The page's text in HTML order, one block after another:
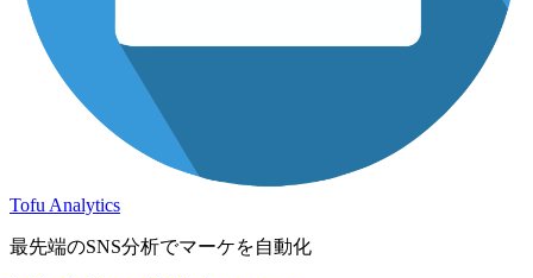
Tofu Analytics
最先端のSNS分析でマーケを自動化